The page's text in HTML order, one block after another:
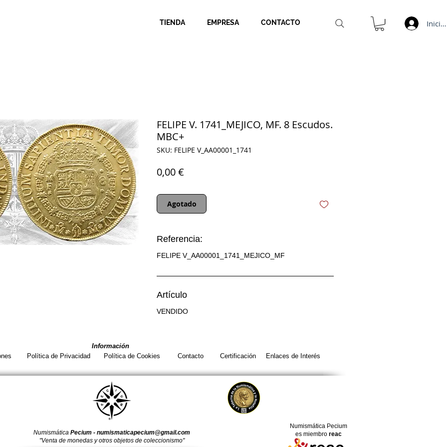
TIENDA EMPRESA CONTACTO
FELIPE V. 1741_MEJICO, MF. 8 Escudos.
MBC+
SKU: FELIPE V_AA00001_1741
0,00 €
Agotado
Referencia:
FELIPE V_AA00001_1741_MEJICO_MF
Artículo
VENDIDO
Información
Política de Privacidad Política de Cookies Contacto Certificación Enlaces de Interés
Numismática Pecium - numismaticapecium@gmail.com
"Venta de monedas y otros objetos de coleccionismo"
Numismática Pecium
es miembro reac